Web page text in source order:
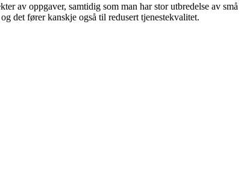
av oppgaver, samtidig som man har stor utbredelse av små
det fører kanskje også til redusert tjenestekvalitet.